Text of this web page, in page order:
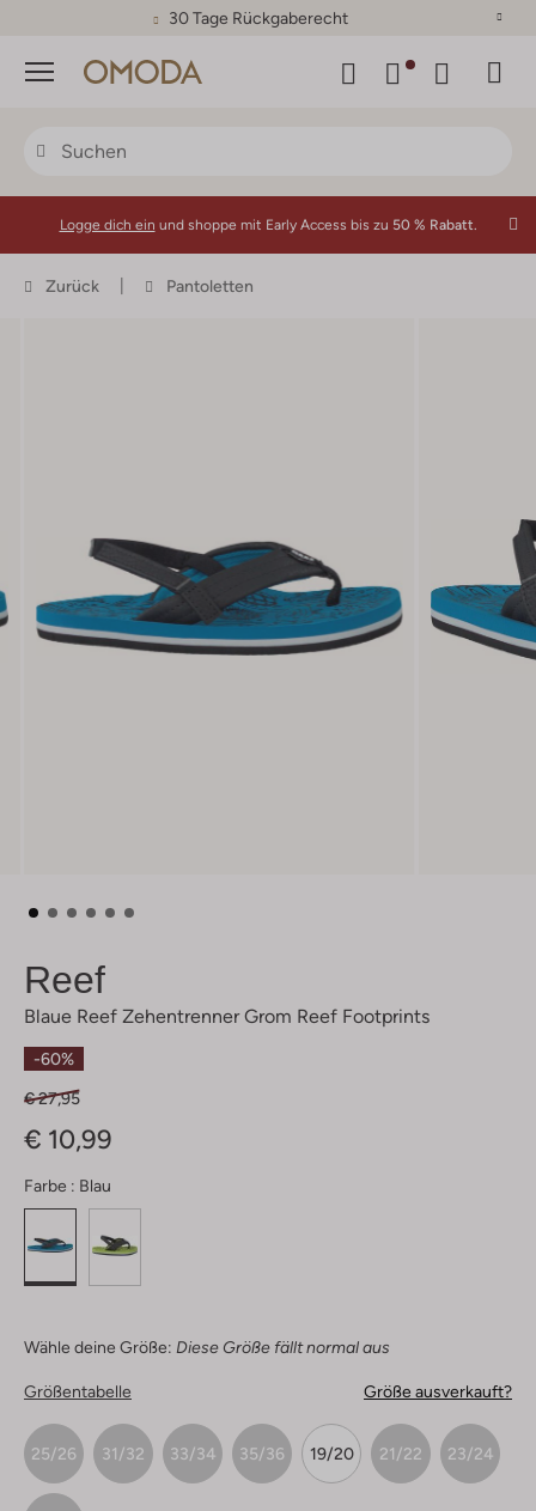
30 Tage Rückgaberecht
Menü
Logge dich ein und shoppe mit Early Access bis zu 50 % Rabatt.
Zurück Pantoletten
Reef
Blaue Reef Zehentrenner Grom Reef Footprints
-60%
€ 27,95
€ 10,99
Farbe : Blau
Wähle deine Größe: Diese Größe fällt normal aus
Größentabelle Größe ausverkauft?
25/26 31/32 33/34 35/36 19/20 21/22 23/24